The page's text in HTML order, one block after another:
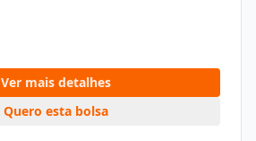
Ver mais detalhes
Quero esta bolsa